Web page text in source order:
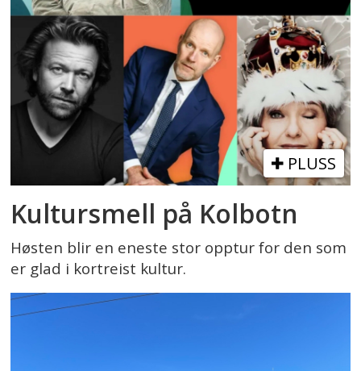
PLUSS
Kultursmell på Kolbotn
Høsten blir en eneste stor opptur for den som
er glad i kortreist kultur.